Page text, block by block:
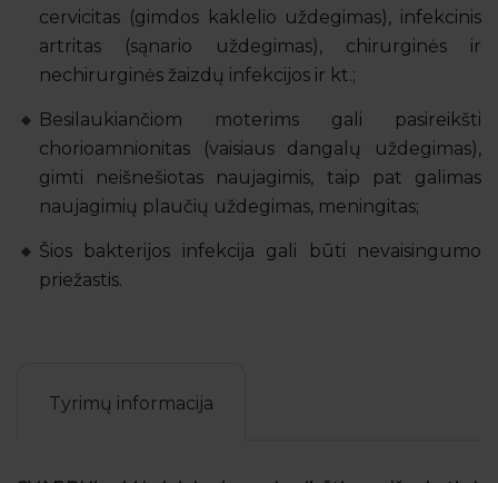
cervicitas (gimdos kaklelio uždegimas), infekcinis
artritas (sąnario uždegimas), chirurginės ir
nechirurginės žaizdų infekcijos ir kt.;
Besilaukiančiom moterims gali pasireikšti
chorioamnionitas (vaisiaus dangalų uždegimas),
gimti neišnešiotas naujagimis, taip pat galimas
naujagimių plaučių uždegimas, meningitas;
Šios bakterijos infekcija gali būti nevaisingumo
priežastis.
Tyrimų informacija